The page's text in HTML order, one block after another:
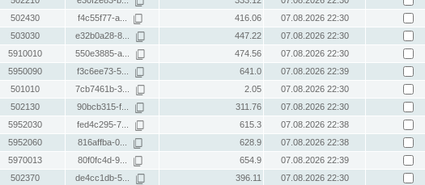
502430 f4c55f77-a... 416.06
07.08.2026 22:30
503030 e32b0a28-8... 447.22
07.08.2026 22:30
5910010 550e3885-a... 474.56
07.08.2026 22:30
5950090 f3c6ee73-5... 641.0
07.08.2026 22:39
501010 7cb7461b-3... 2.05
07.08.2026 22:30
502130 90bcb315-f... 311.76
07.08.2026 22:30
5952030 fed4c295-7... 615.3
07.08.2026 22:38
5952060 816affba-0... 628.9
07.08.2026 22:38
5970013 80f0fc4d-9... 654.9
07.08.2026 22:39
502370 de4cc1db-5... 396.11 07.08.2026 22:30